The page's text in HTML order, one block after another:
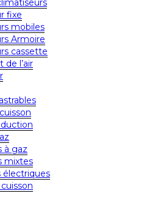
fixe
mobiles
Armoire
cassette
de l’air
à gaz
mixtes
électriques